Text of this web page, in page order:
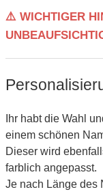
⚠️ WICHTIGER
Ihr habt die Wahl
einem schönen
Dieser wird
farblich angepasst.
Je nach Länge des